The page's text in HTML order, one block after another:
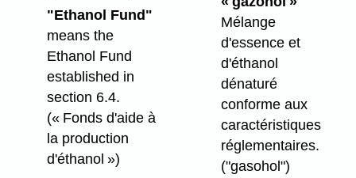
"Ethanol Fund"
means the
Ethanol Fund
established in
section 6.4.
(« Fonds d'aide à
la production
d'éthanol »)
Mélange
d'essence et
d'éthanol
dénaturé
conforme aux
caractéristiques
réglementaires.
("gasohol")